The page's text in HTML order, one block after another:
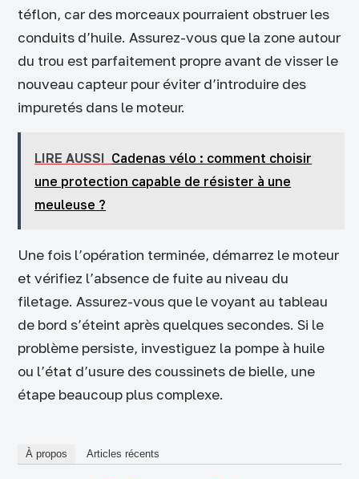
téflon, car des morceaux pourraient obstruer les
conduits d’huile. Assurez-vous que la zone autour
du trou est parfaitement propre avant de visser le
nouveau capteur pour éviter d’introduire des
impuretés dans le moteur.
LIRE AUSSI Cadenas vélo : comment choisir
une protection capable de résister à une
meuleuse ?
Une fois l’opération terminée, démarrez le moteur
et vérifiez l’absence de fuite au niveau du
filetage. Assurez-vous que le voyant au tableau
de bord s’éteint après quelques secondes. Si le
problème persiste, investiguez la pompe à huile
ou l’état d’usure des coussinets de bielle, une
étape beaucoup plus complexe.
À propos Articles récents